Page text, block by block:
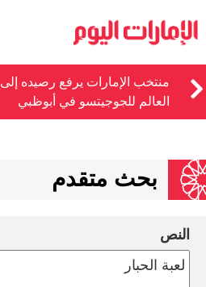
العالم للجوجيتسو في أبوظبي
بحث متقدم
النص